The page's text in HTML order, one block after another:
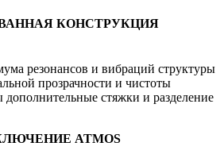
КОНСТРУКЦИЯ
резонансов и вибраций структуры
прозрачности и чистоты
дополнительные стяжки и разделение
ATMOS